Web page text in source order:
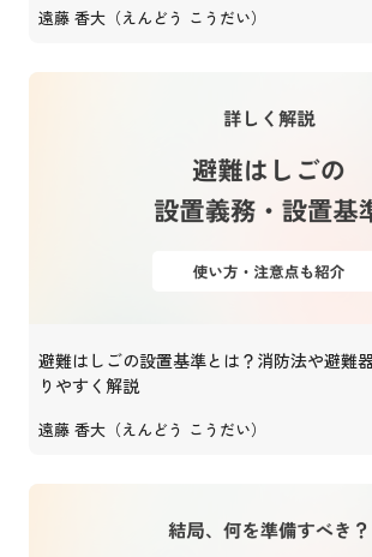
遠藤 香大（えんどう こうだい）
避難はしごの設置基準とは？消防法や避難
りやすく解説
遠藤 香大（えんどう こうだい）